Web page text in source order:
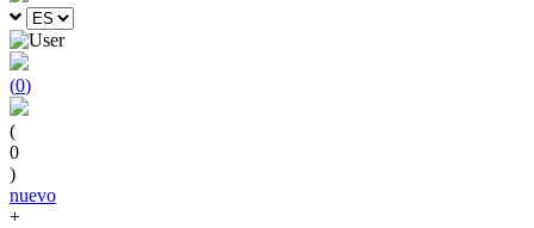
(0)
(
0
)
nuevo
+